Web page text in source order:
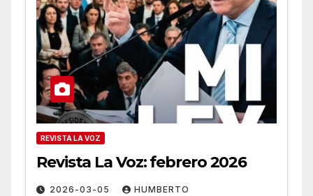
REVISTA LA VOZ
Revista La Voz: febrero 2026
2026-03-05 HUMBERTO